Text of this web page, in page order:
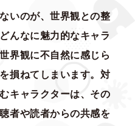
いのが、世界観との整
んなに魅力的なキャラ
界観に不自然に感じら
損ねてしまいます。対
キャラクターは、その
者や読者からの共感を